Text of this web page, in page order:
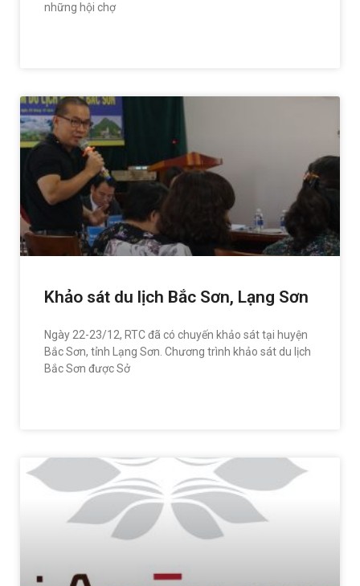
những hội chợ
Khảo sát du lịch Bắc Sơn, Lạng Sơn
Ngày 22-23/12, RTC đã có chuyến khảo sát tại huyện
Bắc Sơn, tỉnh Lạng Sơn. Chương trình khảo sát du lịch
Bắc Sơn được Sở